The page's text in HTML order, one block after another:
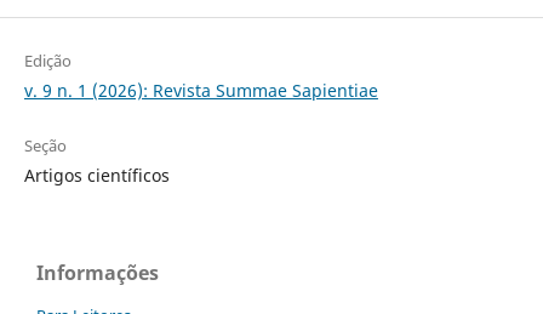
Edição
v. 9 n. 1 (2026): Revista Summae Sapientiae
Seção
Artigos científicos
Informações